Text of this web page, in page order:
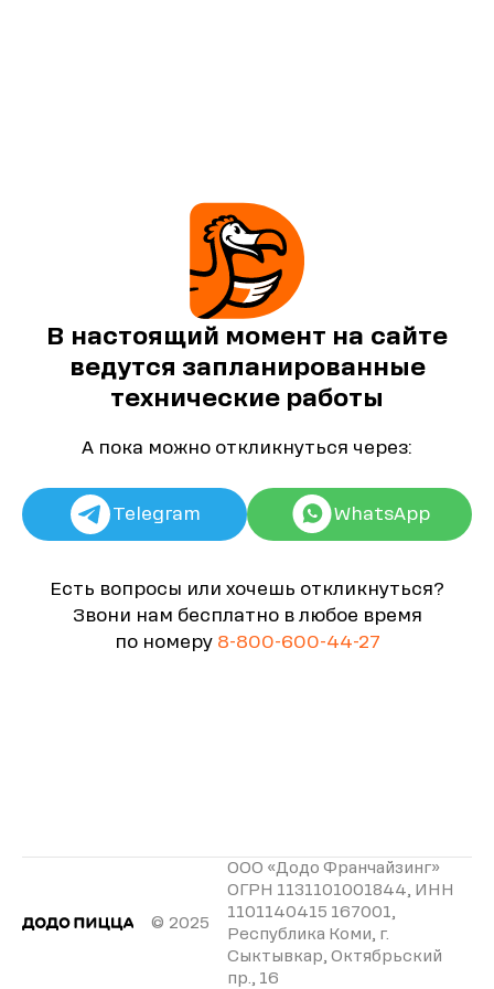
В настоящий момент на сайте
ведутся запланированные
технические работы
А пока можно откликнуться через:
Telegram WhatsApp
Есть вопросы или хочешь откликнуться?
Звони нам бесплатно в любое время
по номеру 8-800-600-44-27
© 2025
ООО «Додо Франчайзинг»
ОГРН 1131101001844, ИНН
1101140415 167001,
Республика Коми, г.
Сыктывкар, Октябрьский
пр., 16